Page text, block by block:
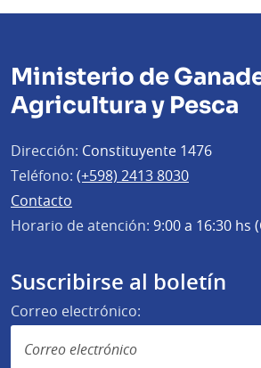
Ministerio de
Agricultura y Pesca
Dirección: Constituyente 1476
Teléfono: (+598) 2413 8030
Contacto
Horario de atención: 9:00 a 16:30 hs
Suscribirse al boletín
Correo electrónico: